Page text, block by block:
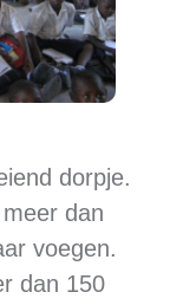
dorpje.
dan
voegen.
dan 150